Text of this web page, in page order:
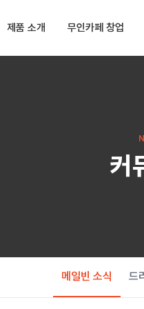
제품 소개 무인카페 창업
커
메일빈 소식 드